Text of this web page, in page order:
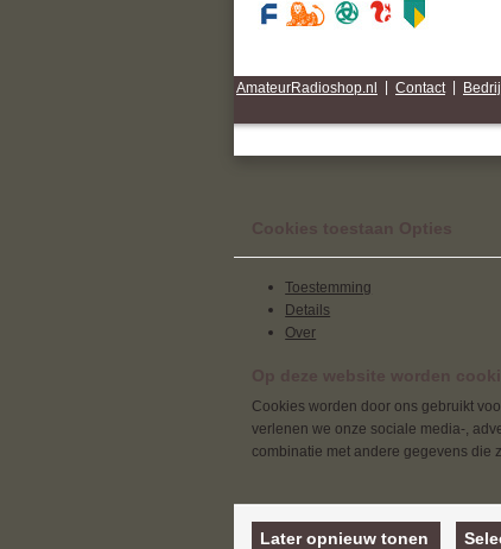
AmateurRadioshop.nl Contact
Cookies toestaan Opties
Toestemming
Details
Over
Op deze website worden
Cookies worden door ons gebruikt
verlenen we onze sociale media-,
combinatie met andere gegevens die
Later opnieuw tonen